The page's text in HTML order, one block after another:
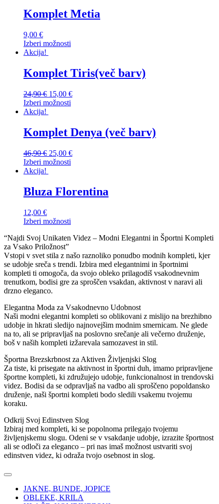
Komplet Metia
9,00 €
Izberi možnosti
Akcija!
Komplet Tiris(več barv)
24,90€ 15,00 €
Izberi možnosti
Akcija!
Komplet Denya (več barv)
46,90€ 25,00 €
Izberi možnosti
Akcija!
Bluza Florentina
12,00 €
Izberi možnosti
“Najdi Svoj Unikaten Videz – Modni Elegantni in Športni Kompleti
za Vsako Priložnost”
Vstopi v svet stila z našo raznoliko ponudbo modnih kompleti, kjer
se udobje sreča s trendi. Izbira med elegantnimi in športnimi
kompleti ti omogoča, da svojo obleko prilagodiš vsakodnevnim
trenutkom, bodisi gre za sproščen vsakdan, aktivnost v naravi ali
drzno eleganco.
Elegantna Moda za Vsakodnevno Udobnost
Naši modni elegantni kompleti so oblikovani z mislijo na brezhibno
udobje in hkrati sledijo najnovejšim modnim smernicam. Ne glede
na to, ali se pripravljaš na poslovno srečanje ali večerno druženje,
boš v naših kompleti izžarevala samozavest in stil.
Športna Brezskrbnost za Aktiven Življenjski Slog
Za tiste, ki prisegate na aktivnost in športni duh, imamo pripravljene
športne kompleti, ki združujejo udobje, funkcionalnost in trendovski
videz. Bodisi da se odpravljaš na vadbo ali sproščeno popoldansko
druženje, naši športni kompleti bodo sledili vsakemu tvojemu
koraku.
Odkrij Svoj Edinstven Slog
Izbiraj med kompleti, ki se popolnoma prilegajo tvojemu
življenjskemu slogu. Odeni se v vsakdanje udobje, izrazite športnost
ali se odloči za eleganco – pri nas imaš možnost ustvariti svoj
edinstven videz, ki odraža tvojo osebnost in slog.
JAKNE, BUNDE, JOPICE
OBLEKE, KRILA